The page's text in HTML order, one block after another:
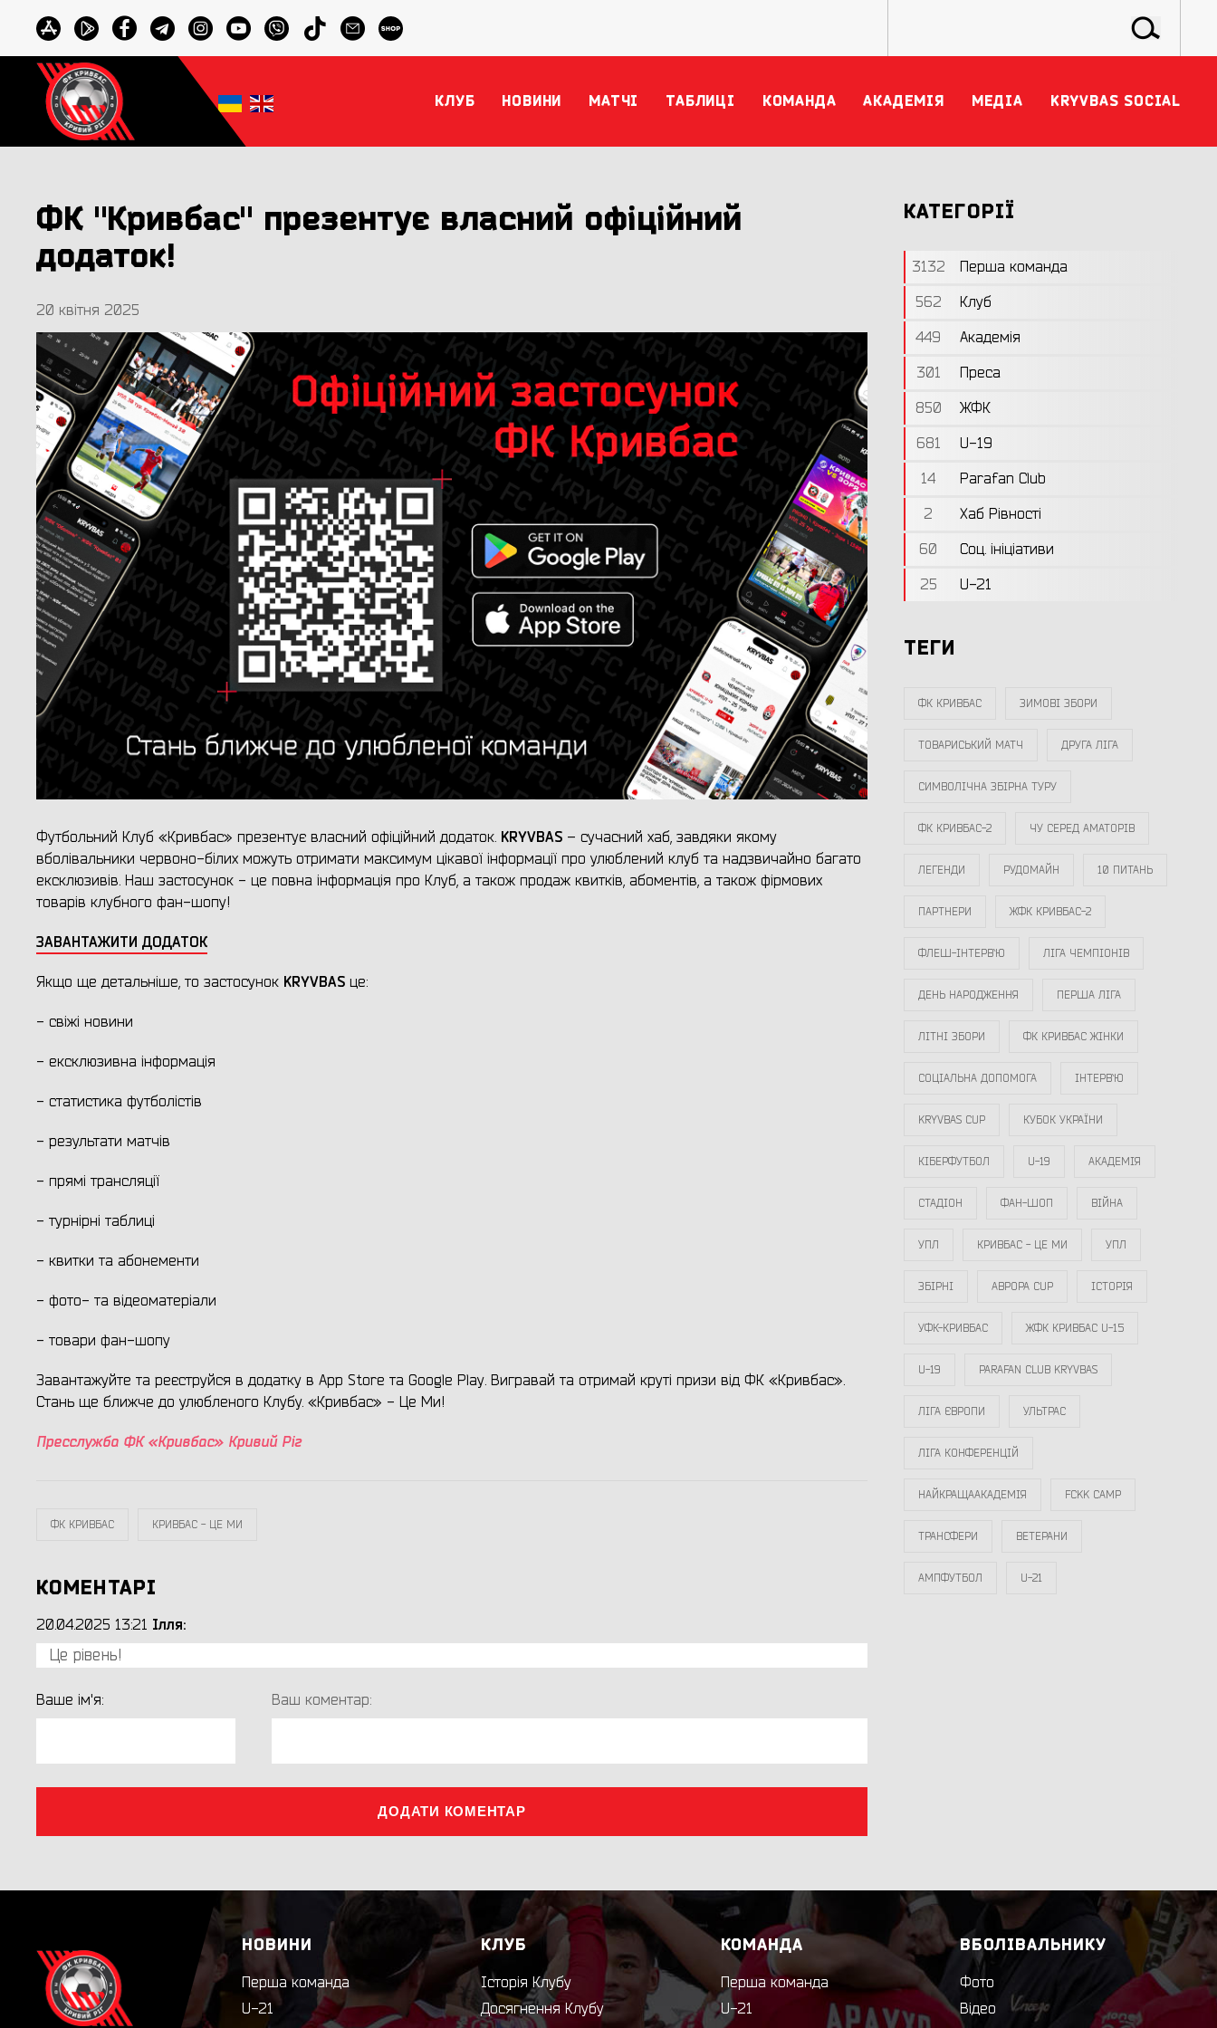
КЛУБ НОВИНИ МАТЧІ ТАБЛИЦІ КОМАНДА АКАДЕМІЯ МЕДІА KRYVBAS SOCIAL
ФК "Кривбас" презентує власний офіційний
додаток!
20 квітня 2025
Футбольний Клуб «Кривбас» презентує власний офіційний додаток. KRYVBAS – сучасний хаб, завдяки якому
вболівальники червоно-білих можуть отримати максимум цікавої інформації про улюблений клуб та надзвичайно багато
ексклюзивів. Наш застосунок - це повна інформація про Клуб, а також продаж квитків, абоментів, а також фірмових
товарів клубного фан-шопу!
ЗАВАНТАЖИТИ ДОДАТОК
Якщо ще детальніше, то застосунок KRYVBAS це:
- свіжі новини
- ексклюзивна інформація
- статистика футболістів
- результати матчів
- прямі трансляції
- турнірні таблиці
- квитки та абонементи
- фото- та відеоматеріали
- товари фан-шопу
Завантажуйте та реєструйся в додатку в App Store та Google Play. Вигравай та отримай круті призи від ФК «Кривбас».
Стань ще ближче до улюбленого Клубу. «Кривбас» - Це Ми!
Пресслужба ФК «Кривбас» Кривий Ріг
ФК КРИВБАС КРИВБАС - ЦЕ МИ
КОМЕНТАРІ
20.04.2025 13:21 Ілля:
Це рівень!
Ваше ім'я: Ваш коментар:
ДОДАТИ КОМЕНТАР
КАТЕГОРІЇ
3132
Перша команда
562
Клуб
449
Академія
301
Преса
850
ЖФК
681
U-19
14
Parafan Club
2
Хаб Рівності
60
Соц. ініціативи
25
U-21
ТЕГИ
ФК КРИВБАС ЗИМОВІ ЗБОРИ
ТОВАРИСЬКИЙ МАТЧ ДРУГА ЛІГА
СИМВОЛІЧНА ЗБІРНА ТУРУ
ФК КРИВБАС-2 ЧУ СЕРЕД АМАТОРІВ
ЛЕГЕНДИ РУДОМАЙН 10 ПИТАНЬ
ПАРТНЕРИ ЖФК КРИВБАС-2
ФЛЕШ-ІНТЕРВ`Ю ЛІГА ЧЕМПІОНІВ
ДЕНЬ НАРОДЖЕННЯ ПЕРША ЛІГА
ЛІТНІ ЗБОРИ ФК КРИВБАС ЖІНКИ
СОЦІАЛЬНА ДОПОМОГА ІНТЕРВ`Ю
KRYVBAS CUP КУБОК УКРАЇНИ
КІБЕРФУТБОЛ U-19 АКАДЕМІЯ
СТАДІОН ФАН-ШОП ВІЙНА
УПЛ КРИВБАС - ЦЕ МИ УПЛ
ЗБІРНІ АВРОРА CUP ІСТОРІЯ
УФК-КРИВБАС ЖФК КРИВБАС U-15
U-19 PARAFAN CLUB KRYVBAS
ЛІГА ЄВРОПИ УЛЬТРАС
ЛІГА КОНФЕРЕНЦІЙ
НАЙКРАЩААКАДЕМІЯ FCKK CAMP
ТРАНСФЕРИ ВЕТЕРАНИ
АМПФУТБОЛ U-21
НОВИНИ
Перша команда
U-21
КЛУБ
Історія Клубу
Досягнення Клубу
КОМАНДА
Перша команда
U-21
ВБОЛІВАЛЬНИКУ
Фото
Відео